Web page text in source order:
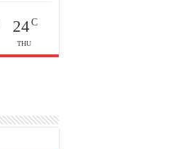
24C
THU